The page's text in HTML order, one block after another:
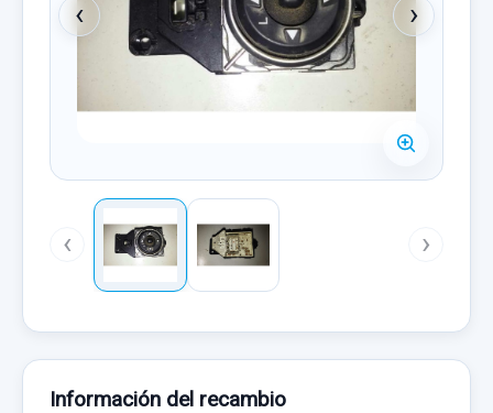
‹ ›
‹ ›
Información del recambio